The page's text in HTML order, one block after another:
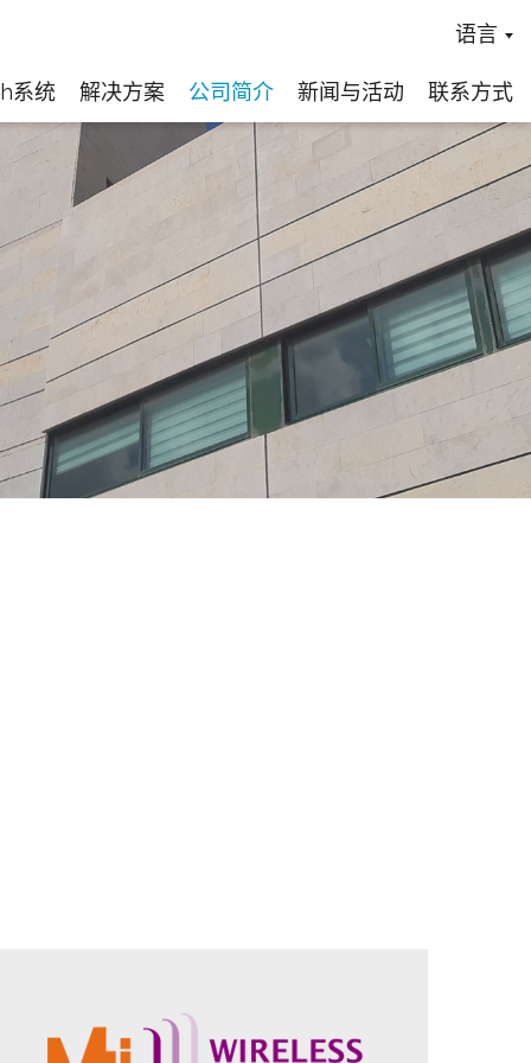
语言
系统 解决方案 公司简介 新闻与活动 联系方式